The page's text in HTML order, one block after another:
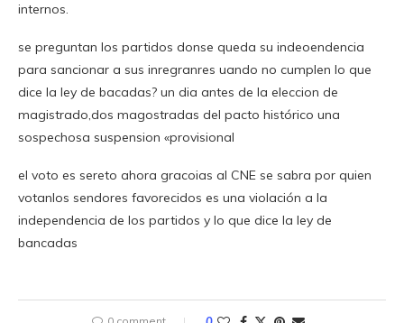
internos.
se preguntan los partidos donse queda su indeoendencia
para sancionar a sus inregranres uando no cumplen lo que
dice la ley de bacadas? un dia antes de la eleccion de
magistrado,dos magostradas del pacto histórico una
sospechosa suspension «provisional
el voto es sereto ahora gracoias al CNE se sabra por quien
votanlos sendores favorecidos es una violación a la
independencia de los partidos y lo que dice la ley de
bancadas